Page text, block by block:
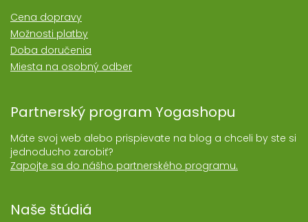
Cena dopravy
Možnosti platby
Doba doručenia
Miesta na osobný odber
Partnerský program Yogashopu
Máte svoj web alebo prispievate na blog a chceli by ste si
jednoducho zarobiť?
Zapojte sa do nášho partnerského programu.
Naše štúdiá